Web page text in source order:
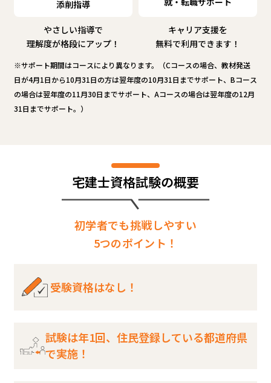
添削指導
やさしい指導で
理解度が格段にアップ！
キャリア支援を
無料で利用できます！
※サポート期間はコースにより異なります。（Cコースの場合、教材発送
日が4月1日から10月31日の方は翌年度の10月31日までサポート、Bコース
の場合は翌年度の11月30日までサポート、Aコースの場合は翌年度の12月
31日までサポート。）
宅建士資格試験の概要
初学者でも挑戦しやすい
5つのポイント！
受験資格はなし！
試験は年1回、住民登録している都道府県
で実施！